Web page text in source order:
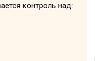
контроль над: